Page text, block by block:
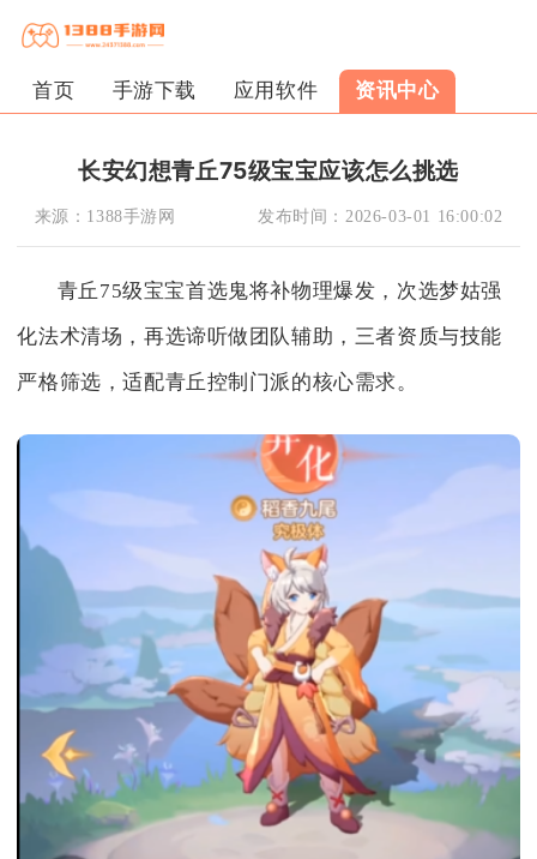
首页 手游下载 应用软件 资讯中心
长安幻想青丘75级宝宝应该怎么挑选
来源： 1388手游网 发布时间： 2026-03-01 16:00:02
青丘75级宝宝首选鬼将补物理爆发，次选梦姑强
化法术清场，再选谛听做团队辅助，三者资质与技能
严格筛选，适配青丘控制门派的核心需求。